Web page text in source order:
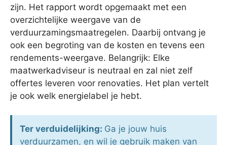
zijn. Het rapport wordt opgemaakt met een
overzichtelijke weergave van de
verduurzamingsmaatregelen. Daarbij ontvang je
ook een begroting van de kosten en tevens een
rendements-weergave. Belangrijk: Elke
maatwerkadviseur is neutraal en zal niet zelf
offertes leveren voor renovaties. Het plan vertelt
je ook welk energielabel je hebt.
Ter verduidelijking: Ga je jouw huis
verduurzamen, en wil je gebruik maken van